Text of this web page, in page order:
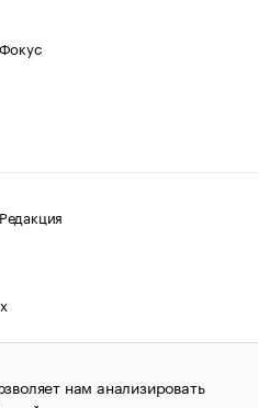
Редакция
авторских прав
1995–2026.Сообщения
нам анализировать